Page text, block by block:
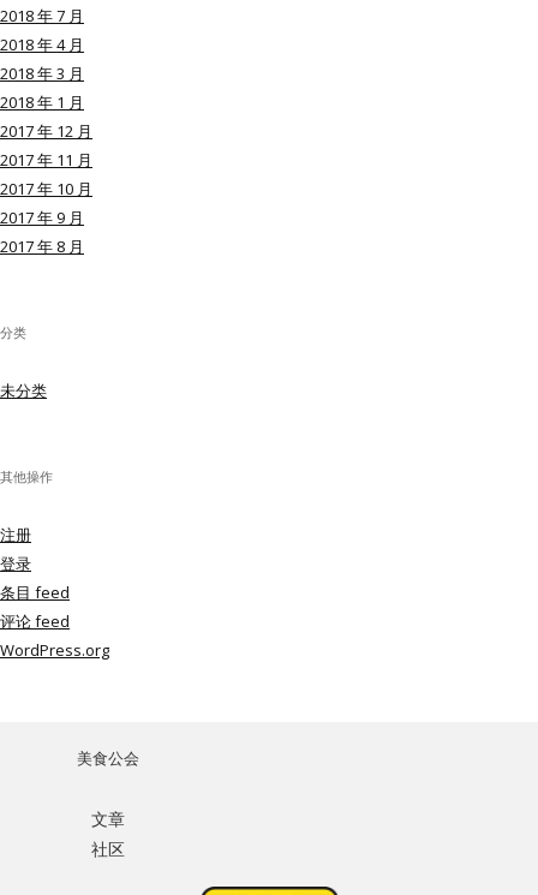
密码
记住我的登录状态
2018 年 7 月
2018 年 4 月
2018 年 3 月
2018 年 1 月
2017 年 12 月
2017 年 11 月
2017 年 10 月
2017 年 9 月
2017 年 8 月
分类
未分类
其他操作
注册
登录
条目 feed
评论 feed
WordPress.org
美食公会
文章
社区